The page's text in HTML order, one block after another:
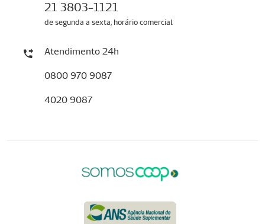
21 3803-1121
de segunda a sexta, horário comercial
Atendimento 24h
0800 970 9087
4020 9087